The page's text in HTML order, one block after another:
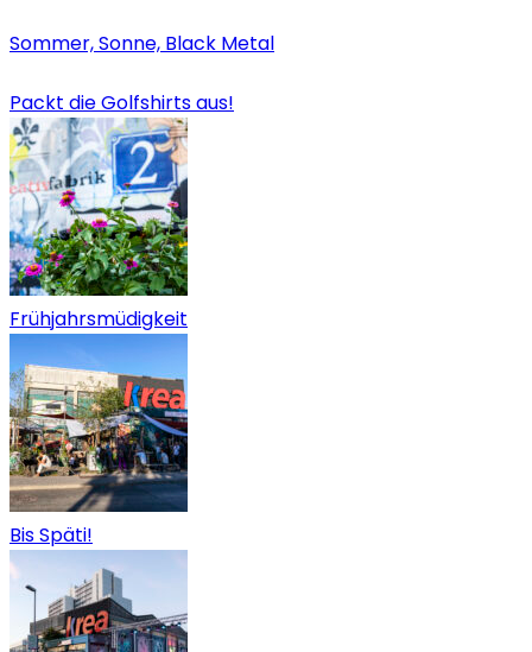
Sommer, Sonne, Black Metal
Packt die Golfshirts aus!
Frühjahrsmüdigkeit
Bis Späti!